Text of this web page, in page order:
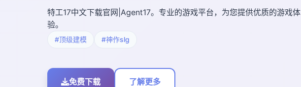
特工17中文下载官网|Agent17。专业的游戏平台，为您提供优质的游戏体
验。
#顶级建模 #神作slg
免费下载 了解更多